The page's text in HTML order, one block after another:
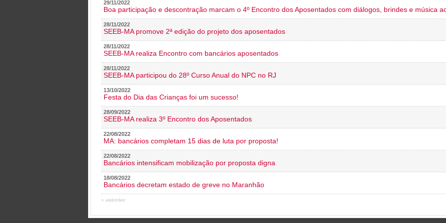
29/11/2022
Boa participação e descontração marcam o 4º Encontro dos Aposentados com diálogos, brindes e música
28/11/2022
SEEB-MA promove 2ª edição do projeto dos aposentados
28/11/2022
SEEB-MA realiza Encontro com bancários aposentados
28/11/2022
SEEB-MA participou do 28º Curso Anual do NPC no RJ
13/10/2022
Festa do Dia das Crianças foi um sucesso!
28/09/2022
SEEB-MA realiza 3º Encontro dos Aposentados
22/08/2022
MA: bancários completam 15 dias de luta por proposta!
22/08/2022
Bancários intensificam mobilização por proposta digna
18/08/2022
Bancários decretam estado de greve no Maranhão
« anterior